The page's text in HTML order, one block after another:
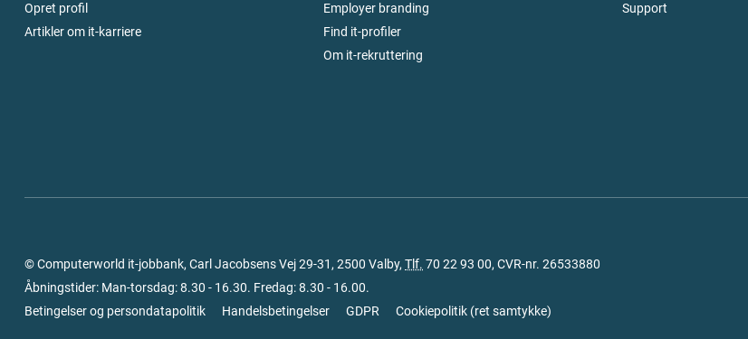
Opret profil
Artikler om it-karriere
Employer branding
Find it-profiler
Om it-rekruttering
Support
© Computerworld it-jobbank, Carl Jacobsens Vej 29-31, 2500 Valby, Tlf. 70 22 93 00, CVR-nr. 26533880
Åbningstider: Man-torsdag: 8.30 - 16.30. Fredag: 8.30 - 16.00.
Betingelser og persondatapolitik
Handelsbetingelser GDPR Cookiepolitik (ret samtykke)